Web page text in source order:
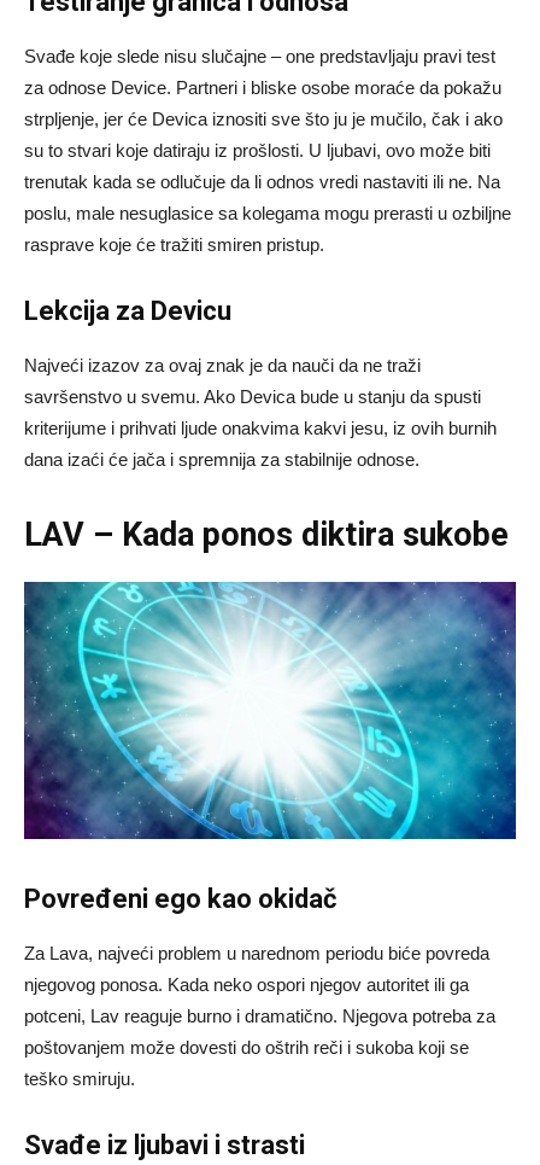
Svađe koje slede nisu slučajne – one predstavljaju pravi test
za odnose Device. Partneri i bliske osobe moraće da pokažu
strpljenje, jer će Devica iznositi sve što ju je mučilo, čak i ako
su to stvari koje datiraju iz prošlosti. U ljubavi, ovo može biti
trenutak kada se odlučuje da li odnos vredi nastaviti ili ne. Na
poslu, male nesuglasice sa kolegama mogu prerasti u ozbiljne
rasprave koje će tražiti smiren pristup.
Lekcija za Devicu
Najveći izazov za ovaj znak je da nauči da ne traži
savršenstvo u svemu. Ako Devica bude u stanju da spusti
kriterijume i prihvati ljude onakvima kakvi jesu, iz ovih burnih
dana izaći će jača i spremnija za stabilnije odnose.
LAV – Kada ponos diktira sukobe
Povređeni ego kao okidač
Za Lava, najveći problem u narednom periodu biće povreda
njegovog ponosa. Kada neko ospori njegov autoritet ili ga
potceni, Lav reaguje burno i dramatično. Njegova potreba za
poštovanjem može dovesti do oštrih reči i sukoba koji se
teško smiruju.
Svađe iz ljubavi i strasti